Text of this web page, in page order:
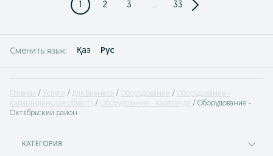
1 2 3 ... 33
Сменить язык: Қаз Рус
Главная Услуги Для бизнеса Оборудование
Оборудование -
Карагандинская область
Оборудование - Караганда
Оборудование -
Октябрьский район
КАТЕГОРИЯ